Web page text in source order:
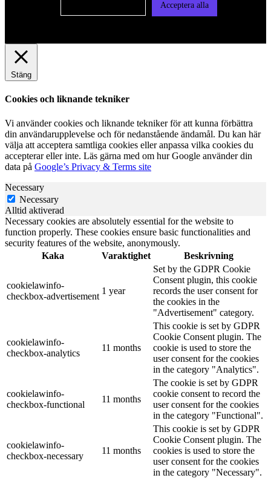
Acceptera alla
Stäng
Cookies och liknande tekniker
Vi använder cookies och liknande tekniker för att kunna förbättra
din användarupplevelse och för nedanstående ändamål. Du kan här
välja att acceptera samtliga cookies eller anpassa vilka cookies du
accepterar eller inte. Läs gärna med om hur Google använder din
data på Google’s Privacy & Terms site
Necessary
Necessary
Alltid aktiverad
Necessary cookies are absolutely essential for the website to
function properly. These cookies ensure basic functionalities and
security features of the website, anonymously.
Kaka
Varaktighet Beskrivning
cookielawinfo-
checkbox-advertisement
1 year
Set by the GDPR Cookie
Consent plugin, this cookie
records the user consent for
the cookies in the
"Advertisement" category.
cookielawinfo-
checkbox-analytics
11 months
This cookie is set by GDPR
Cookie Consent plugin. The
cookie is used to store the
user consent for the cookies
in the category "Analytics".
cookielawinfo-
checkbox-functional
11 months
The cookie is set by GDPR
cookie consent to record the
user consent for the cookies
in the category "Functional".
cookielawinfo-
checkbox-necessary
11 months
This cookie is set by GDPR
Cookie Consent plugin. The
cookies is used to store the
user consent for the cookies
in the category "Necessary".